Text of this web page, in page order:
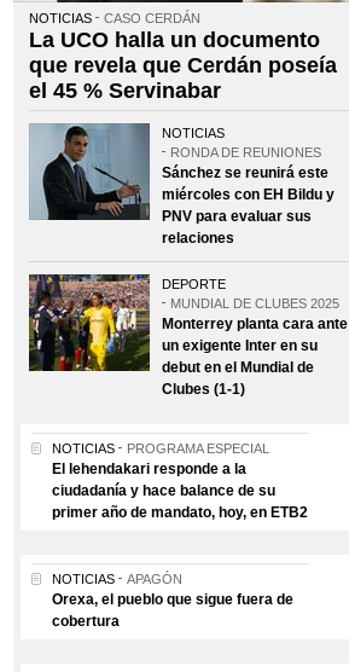
NOTICIAS CASO CERDÁN
La UCO halla un documento
que revela que Cerdán poseía
el 45 % Servinabar
NOTICIAS
RONDA DE REUNIONES
Sánchez se reunirá este
miércoles con EH Bildu y
PNV para evaluar sus
relaciones
DEPORTE
MUNDIAL DE CLUBES 2025
Monterrey planta cara ante
un exigente Inter en su
debut en el Mundial de
Clubes (1-1)
NOTICIAS PROGRAMA ESPECIAL
El lehendakari responde a la
ciudadanía y hace balance de su
primer año de mandato, hoy, en ETB2
NOTICIAS APAGÓN
Orexa, el pueblo que sigue fuera de
cobertura